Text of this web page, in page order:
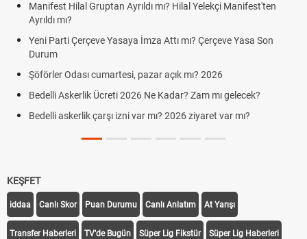
Manifest Hilal Gruptan Ayrıldı mı? Hilal Yelekçi Manifest'ten
Ayrıldı mı?
Yeni Parti Çerçeve Yasaya İmza Attı mı? Çerçeve Yasa Son
Durum
Şöförler Odası cumartesi, pazar açık mı? 2026
Bedelli Askerlik Ücreti 2026 Ne Kadar? Zam mı gelecek?
Bedelli askerlik çarşı izni var mı? 2026 ziyaret var mı?
KEŞFET
iddaa Canlı Skor Puan Durumu Canlı Anlatım At Yarışı
Transfer Haberleri TV'de Bugün Süper Lig Fikstür Süper Lig Haberleri